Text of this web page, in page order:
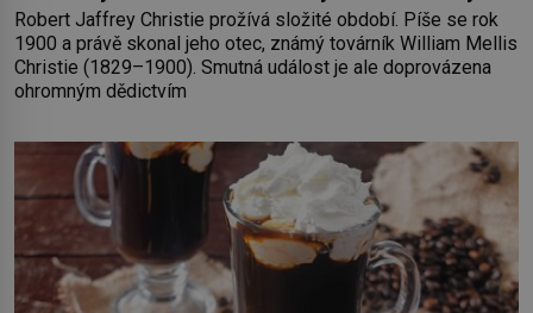
Robert Jaffrey Christie prožívá složité období. Píše se rok
1900 a právě skonal jeho otec, známý továrník William Mellis
Christie (1829–1900). Smutná událost je ale doprovázena
ohromným dědictvím